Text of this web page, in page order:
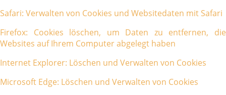
Safari: Verwalten von Cookies und Websitedaten mit Safari
Firefox: Cookies löschen, um Daten zu entfernen, die
Websites auf Ihrem Computer abgelegt haben
Internet Explorer: Löschen und Verwalten von Cookies
Microsoft Edge: Löschen und Verwalten von Cookies